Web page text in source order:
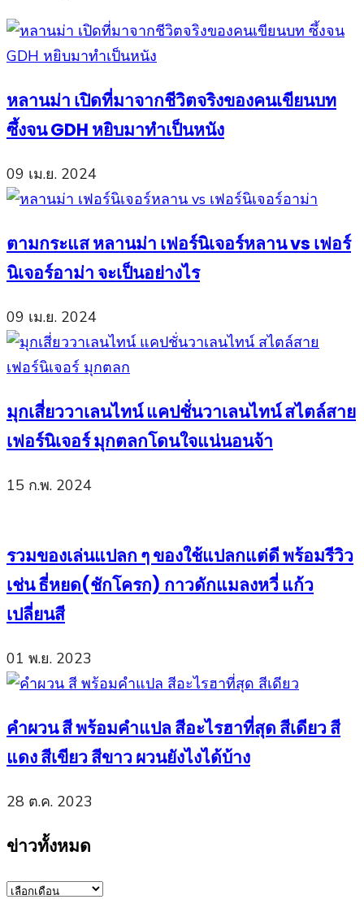
หลานม่า เปิดที่มาจากชีวิตจริงของคนเขียนบท
ซึ้งจน GDH หยิบมาทำเป็นหนัง
09 เม.ย. 2024
ตามกระแส หลานม่า เฟอร์นิเจอร์หลาน vs เฟอร์
นิเจอร์อาม่า จะเป็นอย่างไร
09 เม.ย. 2024
มุกเสี่ยววาเลนไทน์ แคปชั่นวาเลนไทน์ สไตล์สาย
เฟอร์นิเจอร์ มุกตลกโดนใจแน่นอนจ้า
15 ก.พ. 2024
รวมของเล่นแปลก ๆ ของใช้แปลกแต่ดี พร้อมรีวิว
เช่น ธี่หยด(ชักโครก) กาวดักแมลงหวี่ แก้ว
เปลี่ยนสี
01 พ.ย. 2023
คำผวน สี พร้อมคำแปล สีอะไรฮาที่สุด สีเดียว สี
แดง สีเขียว สีขาว ผวนยังไงได้บ้าง
28 ต.ค. 2023
ข่าวทั้งหมด
ข่าว